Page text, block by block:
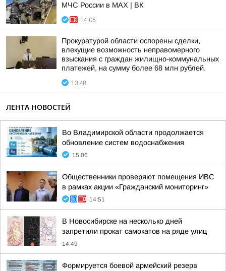
МЧС России в MAX | ВК
14:05
Прокуратурой области оспорены сделки,
влекущие возможность неправомерного
взыскания с граждан жилищно-коммунальных
платежей, на сумму более 68 млн рублей.
13:48
ЛЕНТА НОВОСТЕЙ
Во Владимирской области продолжается
обновление систем водоснабжения
15:06
Общественники проверяют помещения ИВС
в рамках акции «Гражданский мониторинг»
14:51
В Новосибирске на несколько дней
запретили прокат самокатов на ряде улиц
14:49
Формируется боевой армейский резерв